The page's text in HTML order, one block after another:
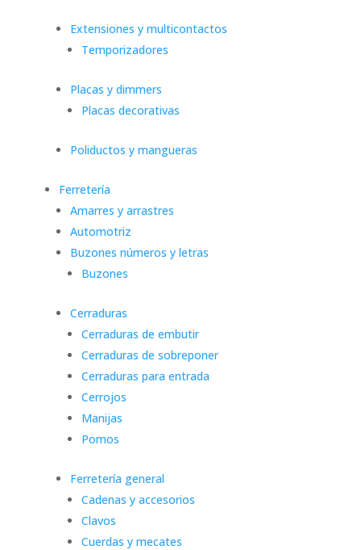
Extensiones y multicontactos
Temporizadores
Placas y dimmers
Placas decorativas
Poliductos y mangueras
Ferretería
Amarres y arrastres
Automotriz
Buzones números y letras
Buzones
Cerraduras
Cerraduras de embutir
Cerraduras de sobreponer
Cerraduras para entrada
Cerrojos
Manijas
Pomos
Ferretería general
Cadenas y accesorios
Clavos
Cuerdas y mecates